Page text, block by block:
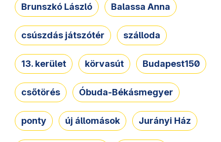
Brunszkó László Balassa Anna
csúszdás játszótér szálloda
13. kerület körvasút Budapest150
csőtörés Óbuda-Békásmegyer
ponty új állomások Jurányi Ház